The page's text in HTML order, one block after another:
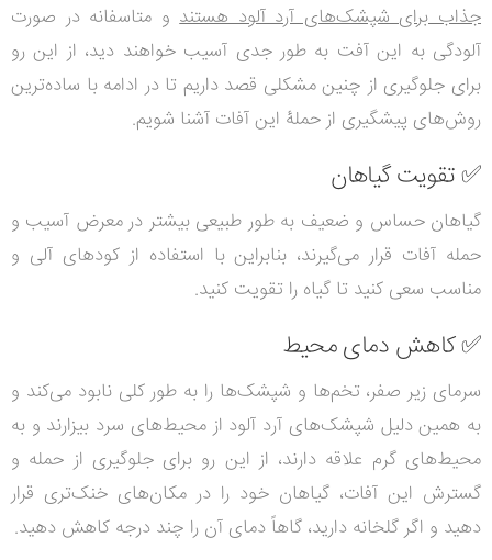
جذاب برای شپشک‌های آرد آلود هستندو متاسفانه در صورت
آلودگی به این آفت به طور جدی آسیب خواهند دید، از این رو
برای جلوگیری از چنین مشکلی قصد داریم تا در ادامه با ساده‌ترین
روش‌های پیشگیری از حملۀ این آفات آشنا شویم.
✅تقویت گیاهان
گیاهان حساس و ضعیف به طور طبیعی بیشتر در معرض آسیب و
حمله آفات قرار می‌گیرند، بنابراین با استفاده از کودهای آلی و
مناسب سعی کنید تا گیاه را تقویت کنید.
✅کاهش دمای محیط
سرمای زیر صفر، تخم‌ها و شپشک‌ها را به طور کلی نابود می‌کند و
به همین دلیل شپشک‌های آرد آلود از محیط‌های سرد بیزارند و به
محیط‌های گرم علاقه دارند، از این رو برای جلوگیری از حمله و
گسترش این آفات، گیاهان خود را در مکان‌های خنک‌تری قرار
دهید و اگر گلخانه دارید، گاهاً دمای آن را چند درجه کاهش دهید.